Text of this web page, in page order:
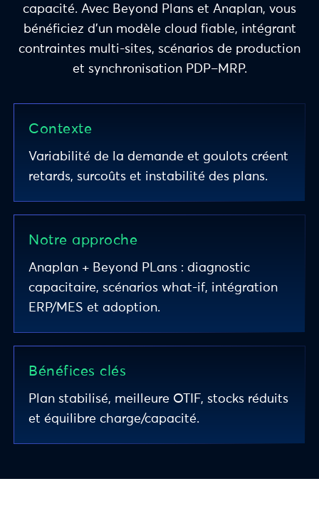
capacité. Avec Beyond Plans et Anaplan, vous
bénéficiez d’un modèle cloud fiable, intégrant
contraintes multi-sites, scénarios de production
et synchronisation PDP–MRP.
Contexte
Variabilité de la demande et goulots créent
retards, surcoûts et instabilité des plans.
Notre approche
Anaplan + Beyond PLans : diagnostic
capacitaire, scénarios what-if, intégration
ERP/MES et adoption.
Bénéfices clés
Plan stabilisé, meilleure OTIF, stocks réduits
et équilibre charge/capacité.